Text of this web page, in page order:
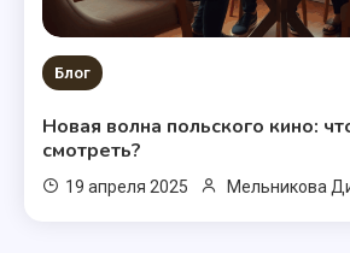
Блог
Новая волна польского кино:
смотреть?
19 апреля 2025 Мельникова